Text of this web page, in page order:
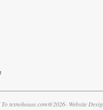
texnohouse.com@2026- Website